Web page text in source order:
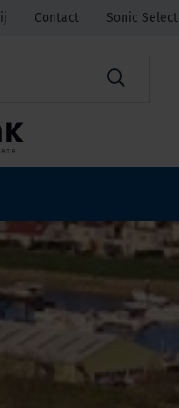
Contact Sonic Select